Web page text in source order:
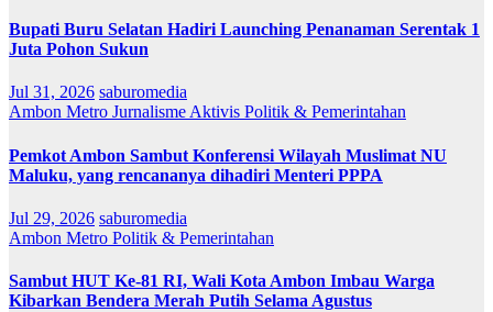
Bupati Buru Selatan Hadiri Launching Penanaman Serentak 1
Juta Pohon Sukun
Jul 31, 2026 saburomedia
Ambon Metro Jurnalisme Aktivis Politik & Pemerintahan
Pemkot Ambon Sambut Konferensi Wilayah Muslimat NU
Maluku, yang rencananya dihadiri Menteri PPPA
Jul 29, 2026 saburomedia
Ambon Metro Politik & Pemerintahan
Sambut HUT Ke-81 RI, Wali Kota Ambon Imbau Warga
Kibarkan Bendera Merah Putih Selama Agustus